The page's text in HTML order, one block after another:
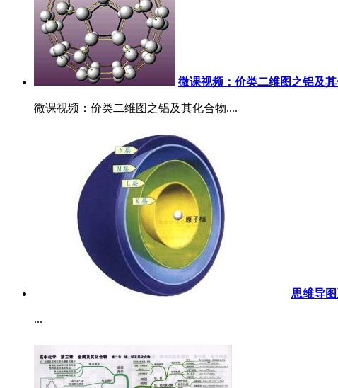
微课视频：价类二维图之铝及
微课视频：价类二维图之铝及其化合物....
思维导
...